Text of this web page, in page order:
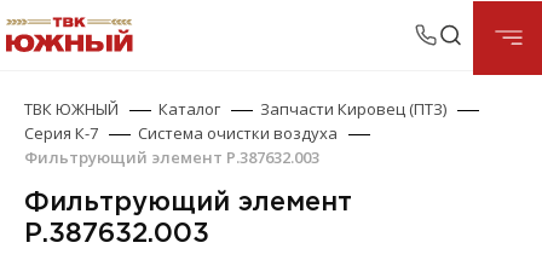
ТВК ЮЖНЫЙ Каталог
Запчасти Кировец (ПТЗ)
Серия К-7
Система очистки воздуха
Фильтрующий элемент Р.387632.003
Фильтрующий элемент
Р.387632.003